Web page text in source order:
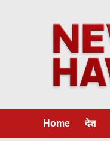
Home देश